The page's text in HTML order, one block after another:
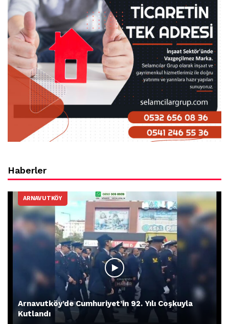
Haberler
ARNAVUTKÖY
Arnavutköy’de Cumhuriyet’in 92. Yılı Coşkuyla
Kutlandı